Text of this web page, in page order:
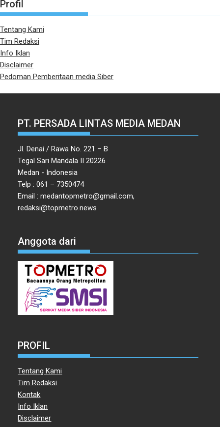
Profil
Tentang Kami
Tim Redaksi
Info Iklan
Disclaimer
Pedoman Pemberitaan media Siber
PT. PERSADA LINTAS MEDIA MEDAN
Jl. Denai / Rawa No. 221 – B
Tegal Sari Mandala II 20226
Medan - Indonesia
Telp : 061 – 7350474
Email : medantopmetro@gmail.com,
redaksi@topmetro.news
Anggota dari
PROFIL
Tentang Kami
Tim Redaksi
Kontak
Info Iklan
Disclaimer